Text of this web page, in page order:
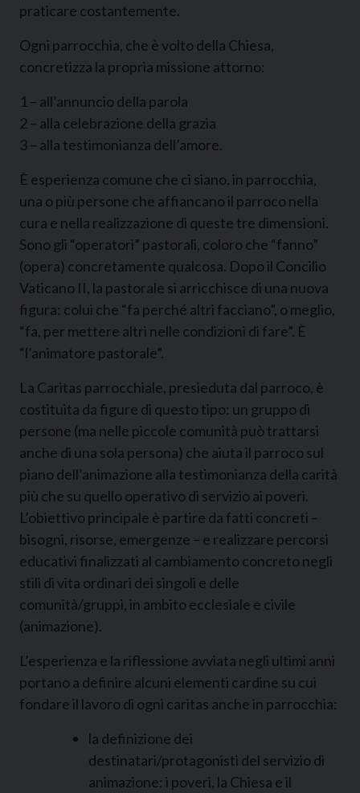
praticare costantemente.
Ogni parrocchia, che è volto della Chiesa,
concretizza la propria missione attorno:
1 – all’annuncio della parola
2 – alla celebrazione della grazia
3 – alla testimonianza dell’amore.
È esperienza comune che ci siano, in parrocchia,
una o più persone che affiancano il parroco nella
cura e nella realizzazione di queste tre dimensioni.
Sono gli “operatori” pastorali, coloro che “fanno”
(opera) concretamente qualcosa. Dopo il Concilio
Vaticano II, la pastorale si arricchisce di una nuova
figura: colui che “fa perché altri facciano”, o meglio,
“fa, per mettere altri nelle condizioni di fare”. È
“l’animatore pastorale”.
La Caritas parrocchiale, presieduta dal parroco, è
costituita da figure di questo tipo: un gruppo di
persone (ma nelle piccole comunità può trattarsi
anche di una sola persona) che aiuta il parroco sul
piano dell’animazione alla testimonianza della carità
più che su quello operativo di servizio ai poveri.
L’obiettivo principale è partire da fatti concreti –
bisogni, risorse, emergenze – e realizzare percorsi
educativi finalizzati al cambiamento concreto negli
stili di vita ordinari dei singoli e delle
comunità/gruppi, in ambito ecclesiale e civile
(animazione).
L’esperienza e la riflessione avviata negli ultimi anni
portano a definire alcuni elementi cardine su cui
fondare il lavoro di ogni caritas anche in parrocchia:
la definizione dei
destinatari/protagonisti del servizio di
animazione: i poveri, la Chiesa e il